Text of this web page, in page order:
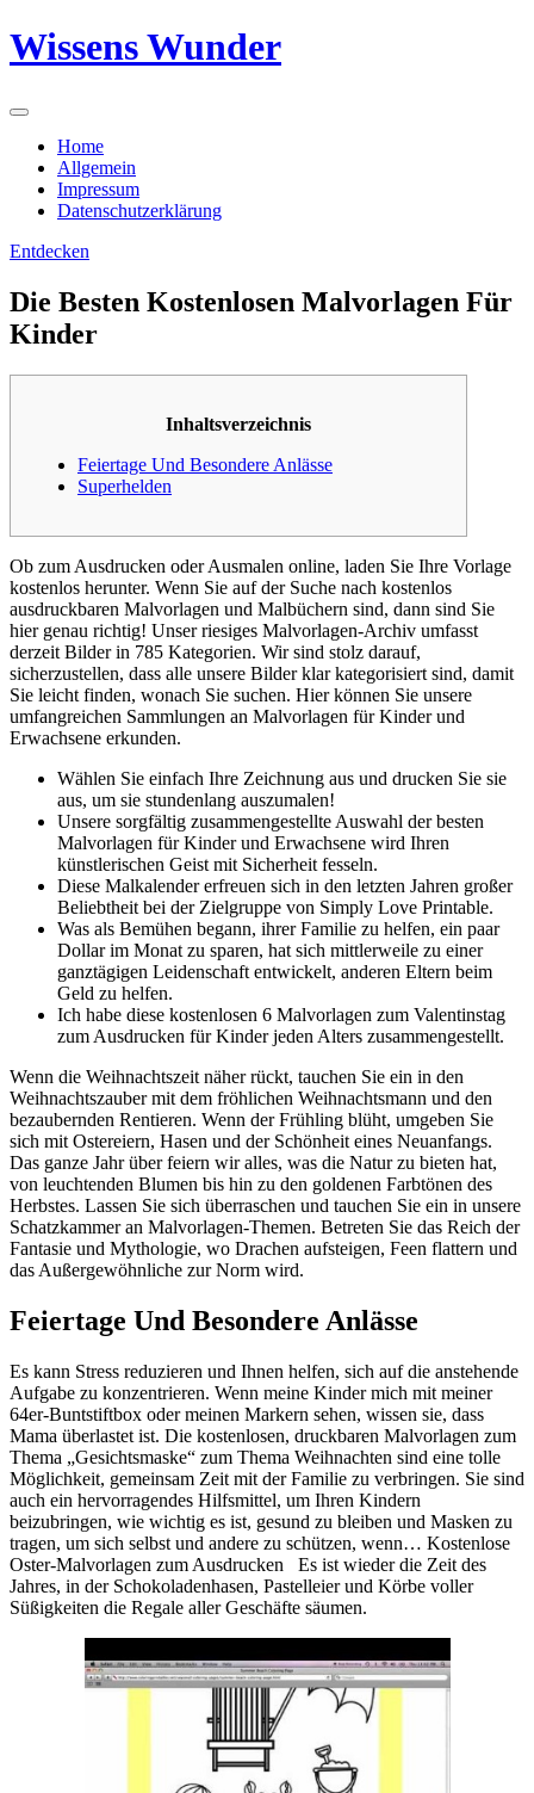
Skip
to
Wissens Wunder
Home
Allgemein
Impressum
Datenschutzerklärung
Entdecken
Die Besten Kostenlosen Malvorlagen Für
Kinder
Inhaltsverzeichnis
Feiertage Und Besondere Anlässe
Superhelden
Ob zum Ausdrucken oder Ausmalen online, laden Sie Ihre Vorlage
kostenlos herunter. Wenn Sie auf der Suche nach kostenlos
ausdruckbaren Malvorlagen und Malbüchern sind, dann sind Sie
hier genau richtig! Unser riesiges Malvorlagen-Archiv umfasst
derzeit Bilder in 785 Kategorien. Wir sind stolz darauf,
sicherzustellen, dass alle unsere Bilder klar kategorisiert sind, damit
Sie leicht finden, wonach Sie suchen. Hier können Sie unsere
umfangreichen Sammlungen an Malvorlagen für Kinder und
Erwachsene erkunden.
Wählen Sie einfach Ihre Zeichnung aus und drucken Sie sie
aus, um sie stundenlang auszumalen!
Unsere sorgfältig zusammengestellte Auswahl der besten
Malvorlagen für Kinder und Erwachsene wird Ihren
künstlerischen Geist mit Sicherheit fesseln.
Diese Malkalender erfreuen sich in den letzten Jahren großer
Beliebtheit bei der Zielgruppe von Simply Love Printable.
Was als Bemühen begann, ihrer Familie zu helfen, ein paar
Dollar im Monat zu sparen, hat sich mittlerweile zu einer
ganztägigen Leidenschaft entwickelt, anderen Eltern beim
Geld zu helfen.
Ich habe diese kostenlosen 6 Malvorlagen zum Valentinstag
zum Ausdrucken für Kinder jeden Alters zusammengestellt.
Wenn die Weihnachtszeit näher rückt, tauchen Sie ein in den
Weihnachtszauber mit dem fröhlichen Weihnachtsmann und den
bezaubernden Rentieren. Wenn der Frühling blüht, umgeben Sie
sich mit Ostereiern, Hasen und der Schönheit eines Neuanfangs.
Das ganze Jahr über feiern wir alles, was die Natur zu bieten hat,
von leuchtenden Blumen bis hin zu den goldenen Farbtönen des
Herbstes. Lassen Sie sich überraschen und tauchen Sie ein in unsere
Schatzkammer an Malvorlagen-Themen. Betreten Sie das Reich der
Fantasie und Mythologie, wo Drachen aufsteigen, Feen flattern und
das Außergewöhnliche zur Norm wird.
Feiertage Und Besondere Anlässe
Es kann Stress reduzieren und Ihnen helfen, sich auf die anstehende
Aufgabe zu konzentrieren. Wenn meine Kinder mich mit meiner
64er-Buntstiftbox oder meinen Markern sehen, wissen sie, dass
Mama überlastet ist. Die kostenlosen, druckbaren Malvorlagen zum
Thema „Gesichtsmaske“ zum Thema Weihnachten sind eine tolle
Möglichkeit, gemeinsam Zeit mit der Familie zu verbringen. Sie sind
auch ein hervorragendes Hilfsmittel, um Ihren Kindern
beizubringen, wie wichtig es ist, gesund zu bleiben und Masken zu
tragen, um sich selbst und andere zu schützen, wenn… Kostenlose
Oster-Malvorlagen zum Ausdrucken Es ist wieder die Zeit des
Jahres, in der Schokoladenhasen, Pastelleier und Körbe voller
Süßigkeiten die Regale aller Geschäfte säumen.